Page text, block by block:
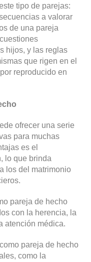
tipo de parejas:
a valorar
de una pareja
hijos, y las reglas
que rigen en el
reproducido en
ofrecer una serie
para muchas
es el
lo que brinda
los del matrimonio
pareja de hecho
con la herencia, la
atención médica.
pareja de hecho
como la